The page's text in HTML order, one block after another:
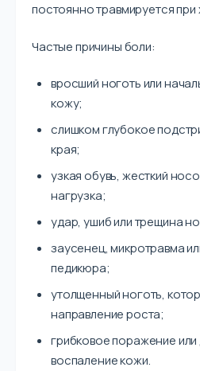
постоянно травмируется при
Частые причины боли:
вросший ноготь или
кожу;
слишком глубокое
края;
узкая обувь, жесткий
нагрузка;
удар, ушиб или трещина
заусенец, микротравма
педикюра;
утолщенный ноготь,
направление роста;
грибковое поражение
воспаление кожи.